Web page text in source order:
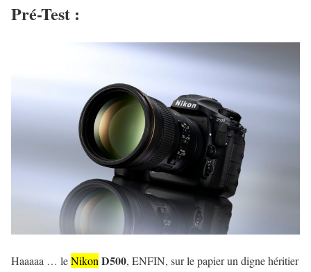
Pré-Test :
Haaaaa … leNikonD500, ENFIN, sur le papier un digne héritier